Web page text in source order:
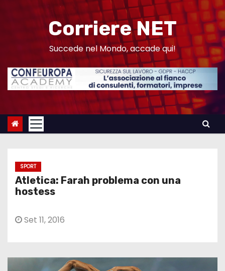
n
Corriere NET
Succede nel Mondo, accade qui!
SPORT
Atletica: Farah problema con una
hostess
Set 11, 2016